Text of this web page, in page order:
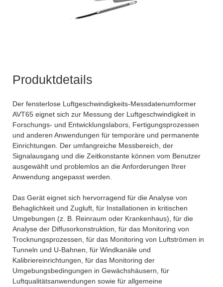
Produktdetails
Der fensterlose Luftgeschwindigkeits-Messdatenumformer
AVT65 eignet sich zur Messung der Luftgeschwindigkeit in
Forschungs- und Entwicklungslabors, Fertigungsprozessen
und anderen Anwendungen für temporäre und permanente
Einrichtungen. Der umfangreiche Messbereich, der
Signalausgang und die Zeitkonstante können vom Benutzer
ausgewählt und problemlos an die Anforderungen Ihrer
Anwendung angepasst werden.
Das Gerät eignet sich hervorragend für die Analyse von
Behaglichkeit und Zugluft, für Installationen in kritischen
Umgebungen (z. B. Reinraum oder Krankenhaus), für die
Analyse der Diffusorkonstruktion, für das Monitoring von
Trocknungsprozessen, für das Monitoring von Luftströmen in
Tunneln und U-Bahnen, für Windkanäle und
Kalibriereinrichtungen, für das Monitoring der
Umgebungsbedingungen in Gewächshäusern, für
Luftqualitätsanwendungen sowie für allgemeine